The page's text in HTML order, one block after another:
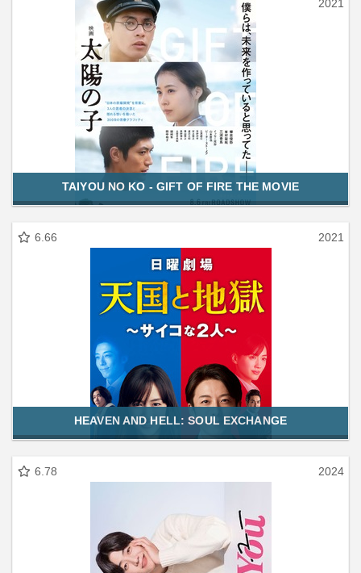
2021
TAIYOU NO KO - GIFT OF FIRE THE MOVIE
6.66 2021
HEAVEN AND HELL: SOUL EXCHANGE
6.78 2024